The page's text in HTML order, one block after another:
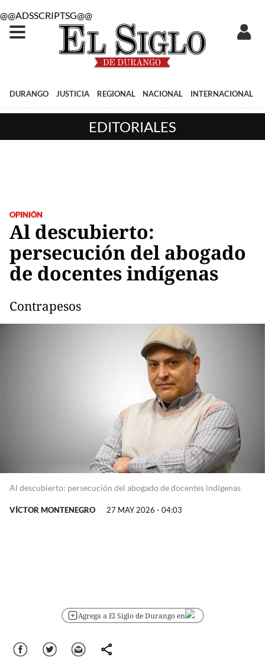
@@ADSSCRIPTSG@@
DURANGO JUSTICIA REGIONAL NACIONAL INTERNACIONAL
EDITORIALES
OPINIÓN
Al descubierto:
persecución del abogado
de docentes indígenas
Contrapesos
Al descubierto: persecución del abogado de docentes indígenas
VÍCTOR MONTENEGRO 27 MAY 2026 - 04:03
Agrega a El Siglo de Durango en
Facebook Twitter Correo comparte